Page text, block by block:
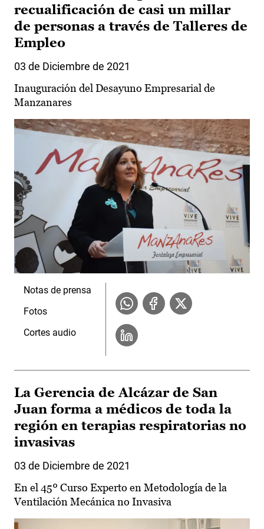
recualificación de casi un millar
de personas a través de Talleres de
Empleo
03 de Diciembre de 2021
Inauguración del Desayuno Empresarial de
Manzanares
Notas de prensa
Fotos
Cortes audio
La Gerencia de Alcázar de San
Juan forma a médicos de toda la
región en terapias respiratorias no
invasivas
03 de Diciembre de 2021
En el 45º Curso Experto en Metodología de la
Ventilación Mecánica no Invasiva